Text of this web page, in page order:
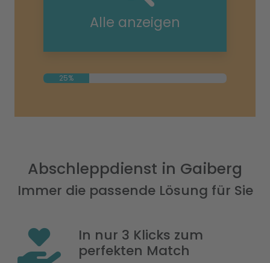
Alle anzeigen
25%
Abschleppdienst in Gaiberg
Immer die passende Lösung für Sie
In nur 3 Klicks zum
perfekten Match